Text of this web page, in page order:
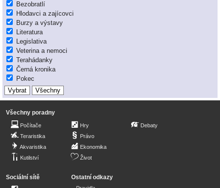
Bezobratlí
Hlodavci a zajícovci
Burzy a výstavy
Literatura
Legislativa
Veterina a nemoci
Terahádanky
Černá kronika
Pokec
Všechny poradny
Počítače
Teraristika
Akvaristika
Kutilství
Hry
Právo
Ekonomika
Život
Debaty
Sociální sítě Ostatní odkazy